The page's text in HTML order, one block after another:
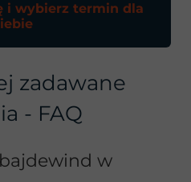
zadawane
- FAQ
w
i wybierz termin dla